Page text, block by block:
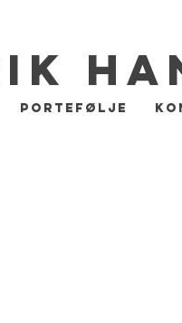
Portefølje